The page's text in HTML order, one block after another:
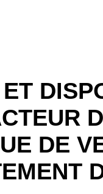
DE